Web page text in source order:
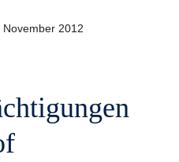
November 2012